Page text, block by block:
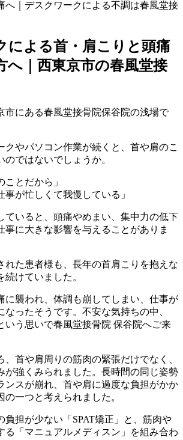
による首・肩こりと頭痛
へ｜西東京市の春風堂接
市にある春風堂接骨院保谷院の浅場で
クやパソコン作業が続くと、首や肩のこ
のではないでしょうか。
ことだから」
事が忙しくて我慢している」
ていると、頭痛やめまい、集中力の低下
事に大きな影響を与えることがありま
れた患者様も、長年の首肩こりを抱えな
けていました。
に襲われ、体調も崩してしまい、仕事が
なったそうです。不安な気持ちの中、
いう思いで春風堂接骨院 保谷院へご来
、首や肩周りの筋肉の緊張だけでなく、
が強くみられました。長時間の同じ姿勢
ンスが崩れ、首や肩に過度な負担がかか
の一つと考えられました。
負担が少ない「SPAT矯正」と、筋肉や
る「マニュアルメディスン」を組み合わ